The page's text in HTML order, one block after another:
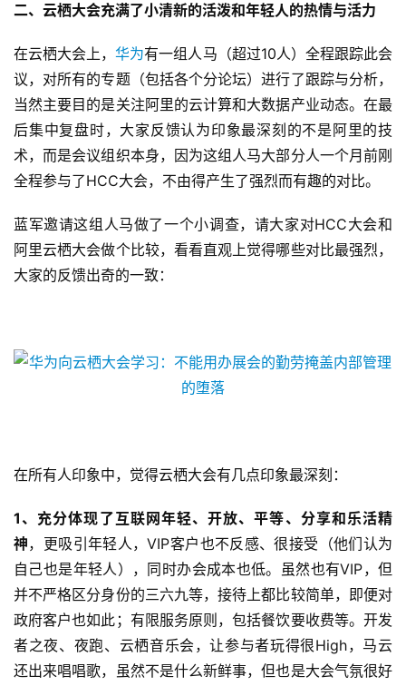
二、云栖大会充满了小清新的活泼和年轻人的热情与活力
在云栖大会上，华为有一组人马（超过10人）全程跟踪此会
议，对所有的专题（包括各个分论坛）进行了跟踪与分析，
当然主要目的是关注阿里的云计算和大数据产业动态。在最
后集中复盘时，大家反馈认为印象最深刻的不是阿里的技
术，而是会议组织本身，因为这组人马大部分人一个月前刚
全程参与了HCC大会，不由得产生了强烈而有趣的对比。
蓝军邀请这组人马做了一个小调查，请大家对HCC大会和
阿里云栖大会做个比较，看看直观上觉得哪些对比最强烈，
大家的反馈出奇的一致：
在所有人印象中，觉得云栖大会有几点印象最深刻：
1、充分体现了互联网年轻、开放、平等、分享和乐活精
神，更吸引年轻人，VIP客户也不反感、很接受（他们认为
自己也是年轻人），同时办会成本也低。虽然也有VIP，但
并不严格区分身份的三六九等，接待上都比较简单，即便对
政府客户也如此；有限服务原则，包括餐饮要收费等。开发
者之夜、夜跑、云栖音乐会，让参与者玩得很High，马云
还出来唱唱歌，虽然不是什么新鲜事，但也是大会气氛很好